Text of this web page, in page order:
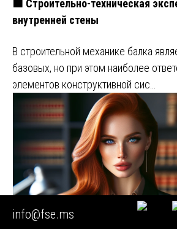
🟧 Строительно-техническая
внутренней стены
В строительной механике балка
базовых, но при этом наиболее
элементов конструктивной сис…
info@fse.ms